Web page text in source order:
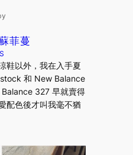
菲蔓
鞋以外，我在入手夏
和 New Balance
327 早就賣得
配色後才叫我毫不猶